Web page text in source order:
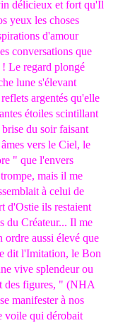
délicieux et fort qu'Il
yeux les choses
d'amour
conversations que
! Le regard plongé
lune s'élevant
argentés qu'elle
étoiles scintillant
du soir faisant
vers le Ciel, le
" que l'envers
mais il me
à celui de
d'Ostie ils restaient
du Créateur... Il me
ordre aussi élevé que
dit l'Imitation, le Bon
vive splendeur ou
des figures, " (NHA
manifester à nos
voile qui dérobait